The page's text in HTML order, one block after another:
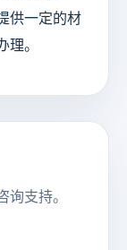
供一定的材
理。
询支持。